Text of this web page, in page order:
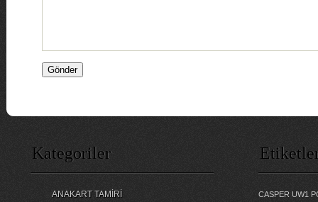
Kategoriler
ANAKART TAMİRİ
CASPER UW1